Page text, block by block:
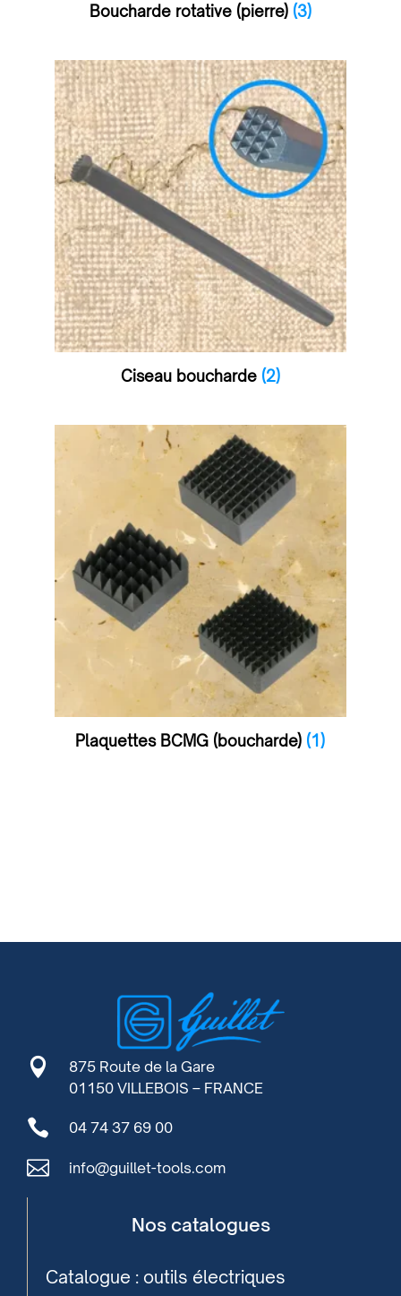
Boucharde rotative (pierre) (3)
Ciseau boucharde (2)
Plaquettes BCMG (boucharde) (1)

875 Route de la Gare
01150 VILLEBOIS – FRANCE
 04 74 37 69 00
 info@guillet-tools.com
Nos catalogues
Catalogue : outils électriques